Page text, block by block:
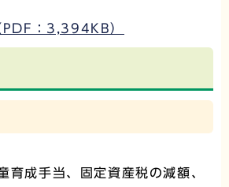
21日号 （PDF：3,394KB）
育成手当、固定資産税の減額、